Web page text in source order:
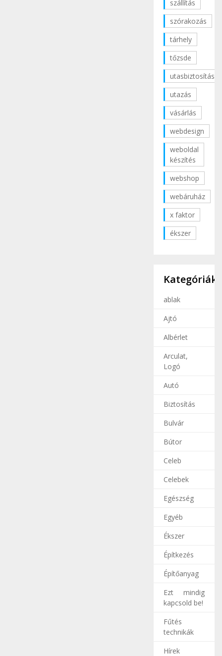
szállítás
szórakozás
tárhely
tőzsde
utasbiztosítás
utazás
vásárlás
webdesign
weboldal
készítés
webshop
webáruház
x faktor
ékszer
Kategóriák
ablak
Ajtó
Albérlet
Arculat,
Logó
Autó
Biztosítás
Bulvár
Bútor
Celeb
Celebek
Egészség
Egyéb
Ékszer
Építkezés
Építőanyag
Ezt mindig
kapcsold be!
Fűtés
technikák
Hírek